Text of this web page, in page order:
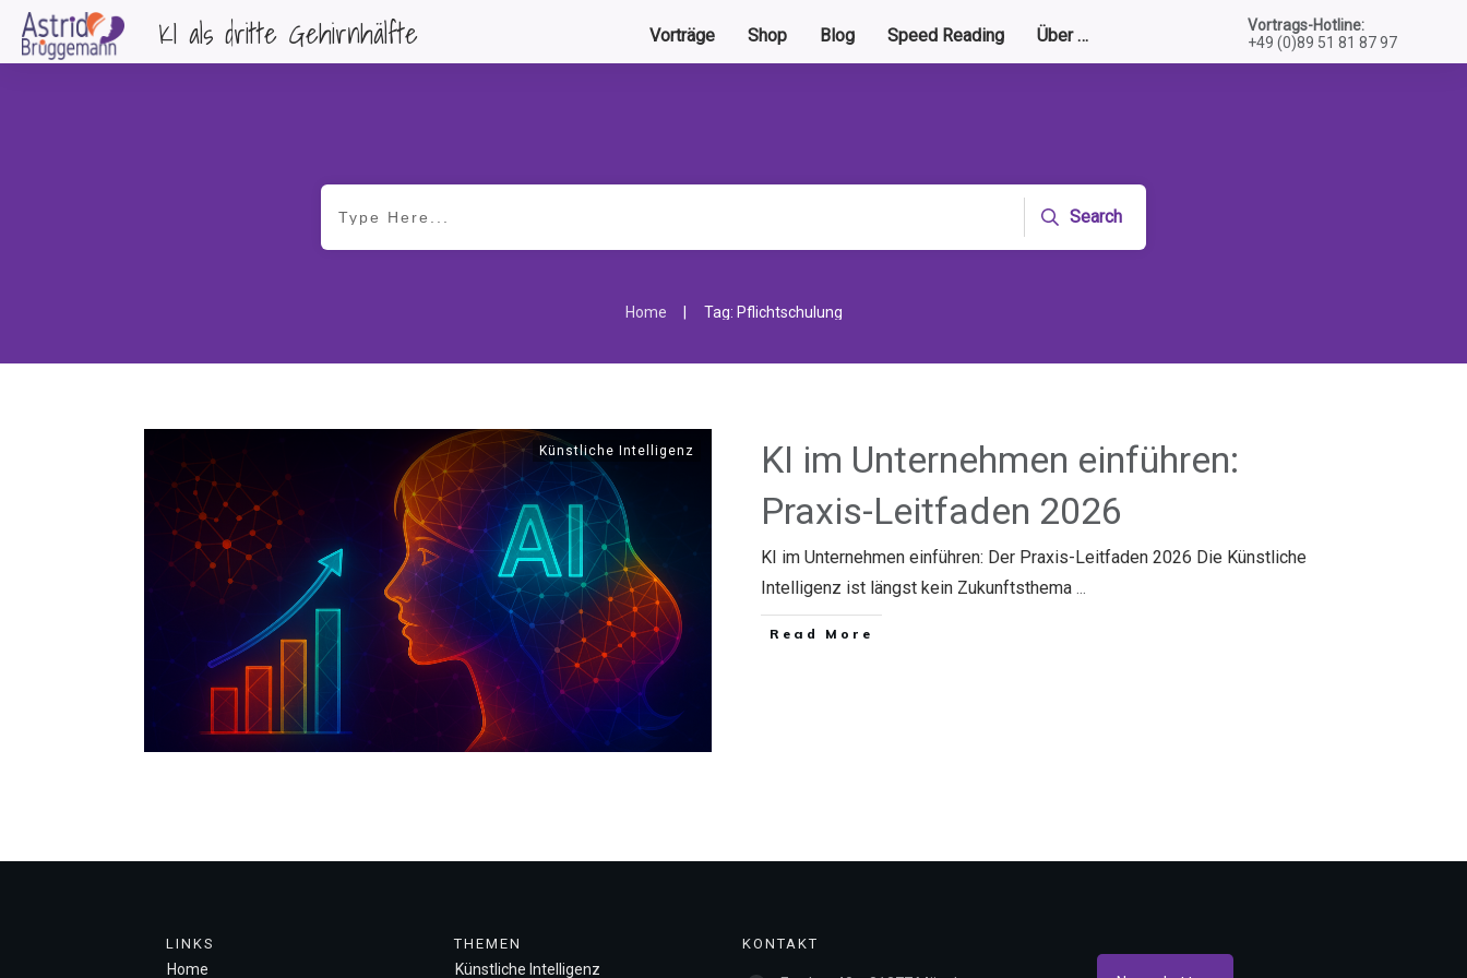
KI als dritte Gehirnhälfte Vorträge Shop Blog Speed Reading Über …
Vortrags-Hotline:
+49 (0)89 51 81 87 97
Search
Home | Tag: Pflichtschulung
Künstliche Intelligenz
KI im Unternehmen einführen:
Praxis-Leitfaden 2026
KI im Unternehmen einführen: Der Praxis-Leitfaden 2026 Die Künstliche
Intelligenz ist längst kein Zukunftsthema ...
​Read More
LINKS
Home
THEMEN
Künstliche Intelligenz
KONTAKT